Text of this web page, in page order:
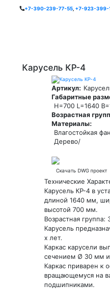
+7-390-239-77-55 +7-923-399-
Карусель КР-4
Артикул:
Габаритные
H=700 L=1640
Возрастная
Материалы:
Влагостойкая
Дерево/
Скачать DWG проект
Технические
Карусель КР-4 в
длиной 1640 мм,
высотой 700 мм.
Возрастная группа:
Карусель
х лет.
Каркас карусели
сечением Ø 30 мм
Каркас приварен к
вращающемуся на
подшипниками.